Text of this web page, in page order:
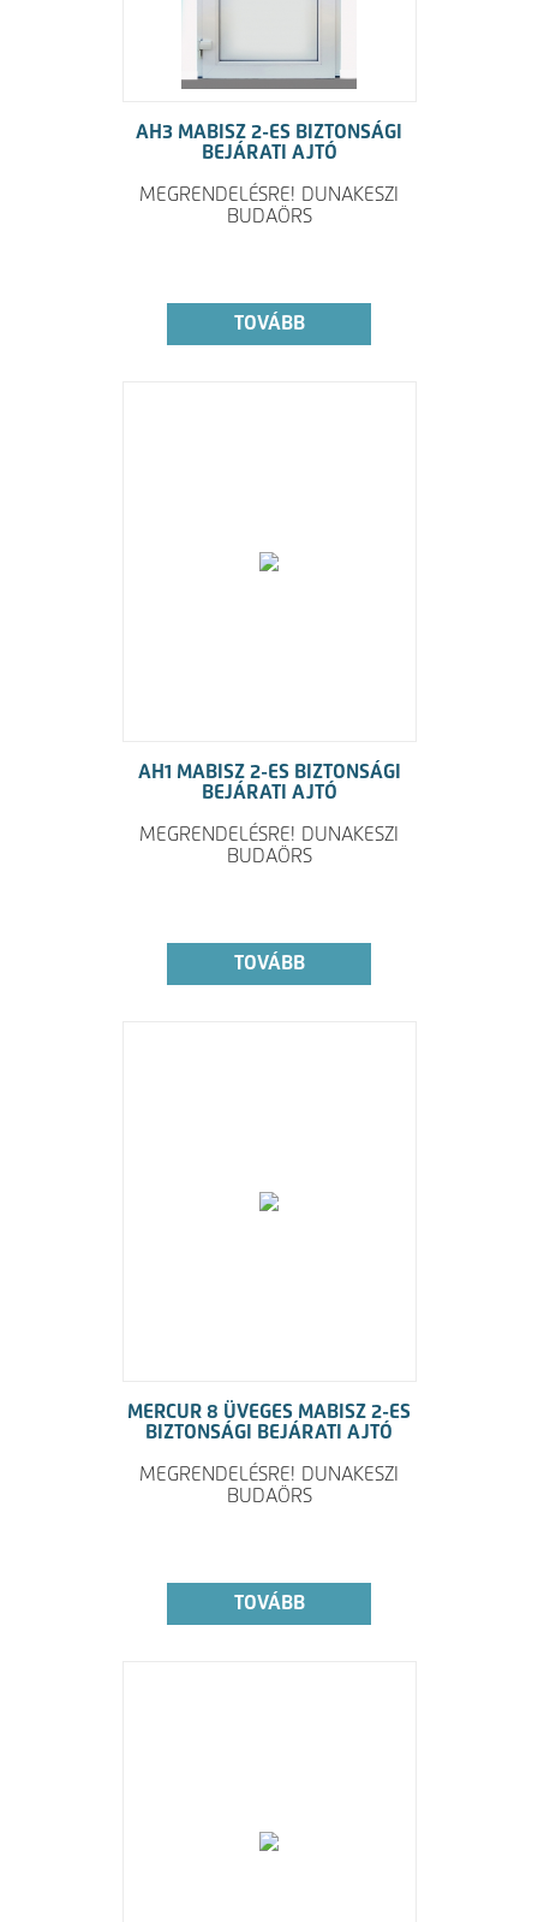
AH3 MABISZ 2-ES BIZTONSÁGI
BEJÁRATI AJTÓ
MEGRENDELÉSRE! DUNAKESZI
BUDAÖRS
TOVÁBB
AH1 MABISZ 2-ES BIZTONSÁGI
BEJÁRATI AJTÓ
MEGRENDELÉSRE! DUNAKESZI
BUDAÖRS
TOVÁBB
MERCUR 8 ÜVEGES MABISZ 2-ES
BIZTONSÁGI BEJÁRATI AJTÓ
MEGRENDELÉSRE! DUNAKESZI
BUDAÖRS
TOVÁBB